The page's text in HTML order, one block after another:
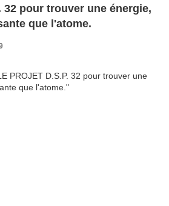
32 pour trouver une énergie,
que l'atome.